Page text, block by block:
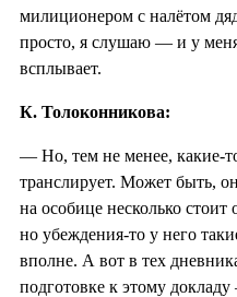
милиционером с налётом
просто, я слушаю — и у меня
всплывает.
К. Толоконникова:
— Но, тем не менее, какие-
транслирует. Может быть,
на особице несколько
но убеждения-то у него
вполне. А вот в тех
подготовке к этому